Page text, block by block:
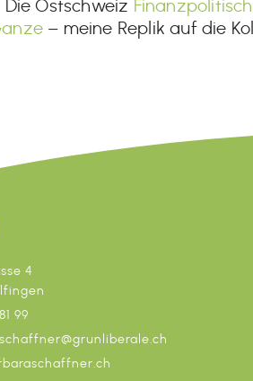
Die Ostschweiz
– meine Replik auf die
4
99